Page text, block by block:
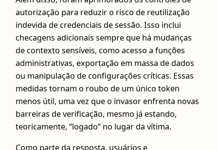
autorização para reduzir o risco de reutilização
indevida de credenciais de sessão. Isso inclui
checagens adicionais sempre que há mudanças
de contexto sensíveis, como acesso a funções
administrativas, exportação em massa de dados
ou manipulação de configurações críticas. Essas
medidas tornam o roubo de um único token
menos útil, uma vez que o invasor enfrenta novas
barreiras de verificação, mesmo já estando,
teoricamente, “logado” no lugar da vítima.
Como parte da resposta, usuários e